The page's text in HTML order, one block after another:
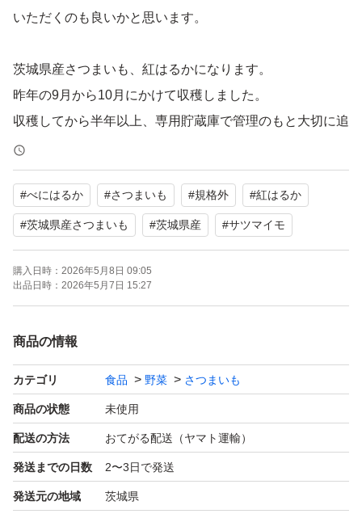
いただくのも良いかと思います。
茨城県産さつまいも、紅はるかになります。
昨年の9月から10月にかけて収穫しました。
収穫してから半年以上、専用貯蔵庫で管理のもと大切に追
熟してきましたので、甘くて美味しい紅はるかになってま
す。
訳ありですので、大きいものや小さいもの、形がいびつだ
ったり、細長いもの、収穫時折れてしまったもの、皮が削
れてしまったもの、虫食いなど、スーパーなどの店頭では
（折れているものはお早めにお召し上がり下さい）
訳ありとなってますが、綺麗なお芋も多く入っておりま
す。
出荷日に検品して箱詰めしておりますが、輸送時の状況や
#べにはるか #さつまいも #規格外 #紅はるか
#茨城県産さつまいも #茨城県産 #サツマイモ
購入日時： 2026年5月8日 09:05
出品日時： 2026年5月7日 15:27
商品の情報
カテゴリ 食品 野菜 さつまいも
商品の状態 未使用
配送の方法 おてがる配送（ヤマト運輸）
発送までの日数 2〜3日で発送
発送元の地域 茨城県